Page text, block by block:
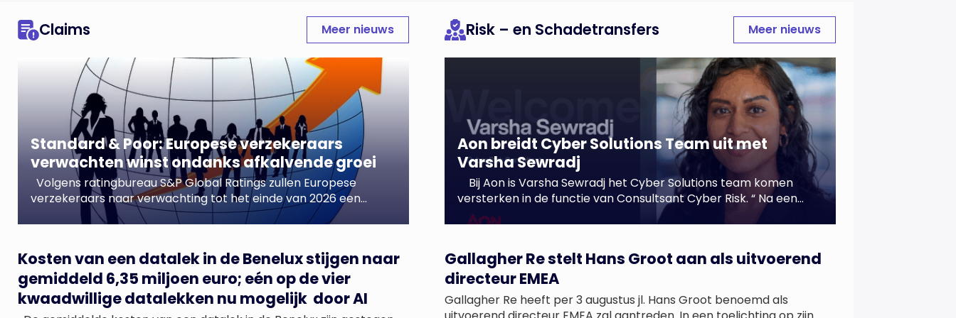
Claims Meer nieuws
Standard & Poor: Europese verzekeraars
verwachten winst ondanks afkalvende groei
Volgens ratingbureau S&P Global Ratings zullen Europese
verzekeraars naar verwachting tot het einde van 2026 een
solide winstgevendheid laten zien, ondanks een gematigde
groei.Het bureau stelt dat de beleggingsinkomsten geleidelijk
verzekeraars obligaties met een lager rendement, die vóór
2022 zijn gekocht, blijven vervangen.”Wij zijn van mening dat […]
Kosten van een datalek in de Benelux stijgen naar
gemiddeld 6,35 miljoen euro; eén op de vier
kwaadwillige datalekken nu mogelijk door AI
Risk – en Schadetransfers Meer nieuws
Aon breidt Cyber Solutions Team uit met
Varsha Sewradj
Bij Aon is Varsha Sewradj het Cyber Solutions team komen
versterken in de functie van Consultsant Cyber Risk. “ Na een
periode in een interne functie bij Aon, waarbij ze al volop met
het vakgebied bezig was, heeft zij de stap naar Cyber Risk
Gallagher Re stelt Hans Groot aan als uitvoerend
directeur EMEA
Gallagher Re heeft per 3 augustus jl. Hans Groot benoemd als